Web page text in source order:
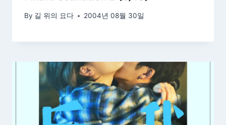
By 길 위의 요다 2004년 08월 30일